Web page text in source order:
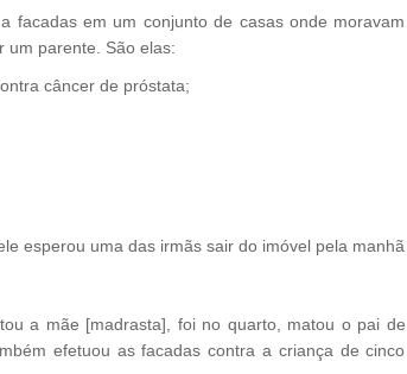
facadas em um conjunto de casas onde moravam
um parente. São elas:
câncer de próstata;
esperou uma das irmãs sair do imóvel pela manhã
a mãe [madrasta], foi no quarto, matou o pai de
efetuou as facadas contra a criança de cinco